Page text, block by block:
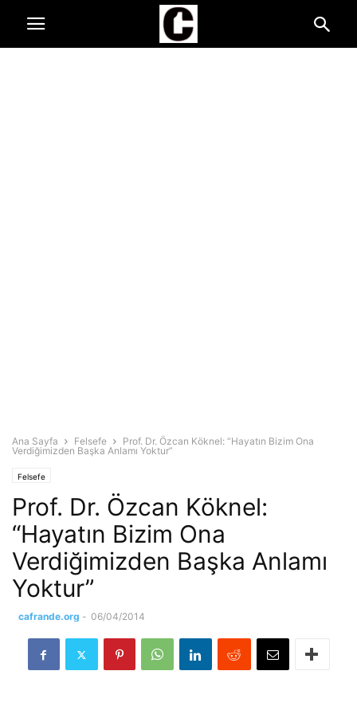
Ana Sayfa Felsefe
Prof. Dr. Özcan Köknel: “Hayatın Bizim Ona
Verdiğimizden Başka Anlamı Yoktur”
Felsefe
Prof. Dr. Özcan Köknel:
“Hayatın Bizim Ona
Verdiğimizden Başka Anlamı
Yoktur”
cafrande.org - 06/04/2014